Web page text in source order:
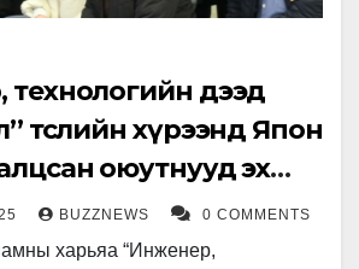
технологийн дээд
төслийн хүрээнд Япон
оюутнууд эх
BUZZNEWS 0 COMMENTS
харьяа “Инженер,